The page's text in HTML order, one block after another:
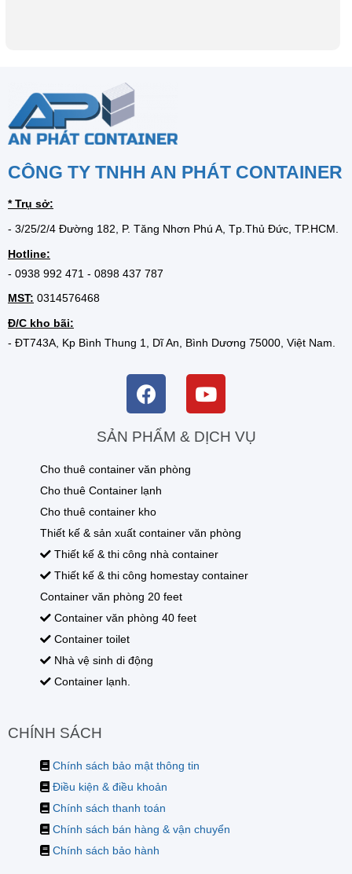
CÔNG TY TNHH AN PHÁT CONTAINER
* Trụ sở:
- 3/25/2/4 Đường 182, P. Tăng Nhơn Phú A, Tp.Thủ Đức, TP.HCM.
Hotline:
- 0938 992 471 - 0898 437 787
MST: 0314576468
Đ/C kho bãi:
- ĐT743A, Kp Bình Thung 1, Dĩ An, Bình Dương 75000, Việt Nam.
SẢN PHẨM & DỊCH VỤ
Cho thuê container văn phòng
Cho thuê Container lạnh
Cho thuê container kho
Thiết kế & sản xuất container văn phòng
Thiết kế & thi công nhà container
Thiết kế & thi công homestay container
Container văn phòng 20 feet
Container văn phòng 40 feet
Container toilet
Nhà vệ sinh di động
Container lạnh.
CHÍNH SÁCH
Chính sách bảo mật thông tin
Điều kiện & điều khoản
Chính sách thanh toán
Chính sách bán hàng & vận chuyển
Chính sách bảo hành